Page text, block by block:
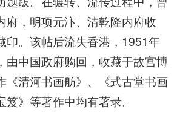
府，明项元汴、清乾隆内府收
印。该帖后流失香港，1951年
由中国政府购回，收藏于故宫博
《清河书画舫》、《式古堂书画
》等著作中均有著录。